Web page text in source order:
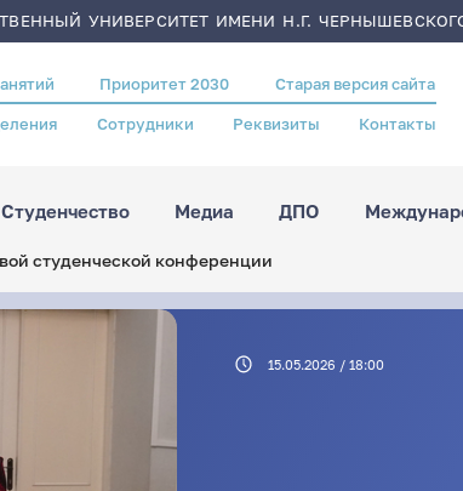
УНИВЕРСИТЕТ ИМЕНИ Н.Г.
Приоритет 2030 Старая версия сайта
Сотрудники Реквизиты Контакты
Студенчество Медиа ДПО
студенческой конференции
15.05.2026 / 18:00